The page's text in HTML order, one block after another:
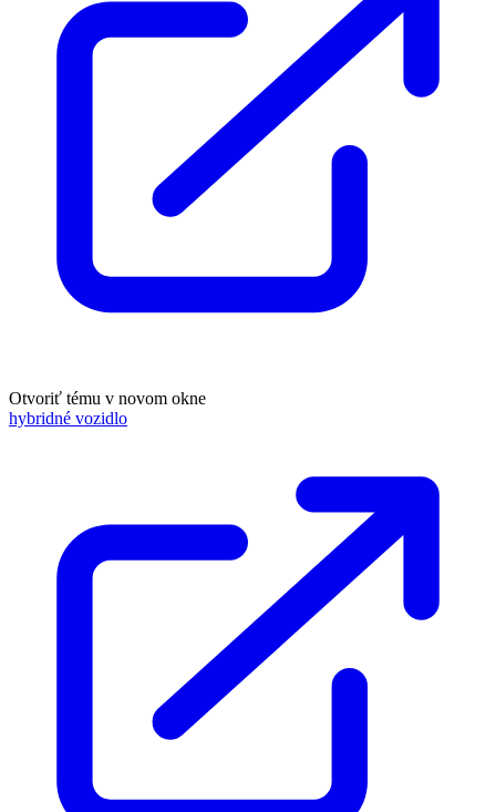
Otvoriť tému v novom okne
hybridné vozidlo